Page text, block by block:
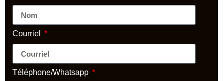
Courriel
Téléphone/Whatsapp